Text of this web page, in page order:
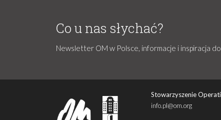
Co u nas słychać?
Newsletter OM w Polsce, informacje i inspiracja do
Stowarzyszenie
info.pl@om.org